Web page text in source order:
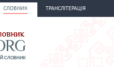
СЛОВНИК ТРАНСЛІТЕРАЦІЯ